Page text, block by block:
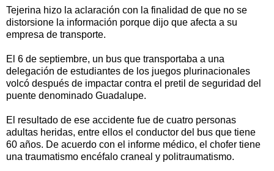
Tejerina hizo la aclaración con la finalidad de que no se
distorsione la información porque dijo que afecta a su
empresa de transporte.
El 6 de septiembre, un bus que transportaba a una
delegación de estudiantes de los juegos plurinacionales
volcó después de impactar contra el pretil de seguridad del
puente denominado Guadalupe.
El resultado de ese accidente fue de cuatro personas
adultas heridas, entre ellos el conductor del bus que tiene
60 años. De acuerdo con el informe médico, el chofer tiene
una traumatismo encéfalo craneal y politraumatismo.